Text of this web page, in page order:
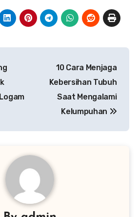
10 Cara Menjaga
Kebersihan Tubuh
Saat Mengalami
Kelumpuhan